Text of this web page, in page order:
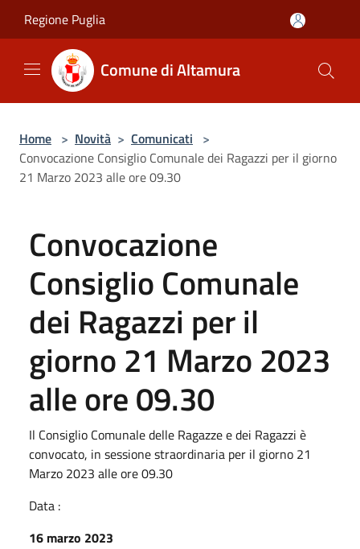
Regione Puglia
Comune di Altamura
Home > Novità > Comunicati >
Convocazione Consiglio Comunale dei Ragazzi per il giorno
21 Marzo 2023 alle ore 09.30
Convocazione
Consiglio Comunale
dei Ragazzi per il
giorno 21 Marzo 2023
alle ore 09.30
Il Consiglio Comunale delle Ragazze e dei Ragazzi è
convocato, in sessione straordinaria per il giorno 21
Marzo 2023 alle ore 09.30
Data :
16 marzo 2023